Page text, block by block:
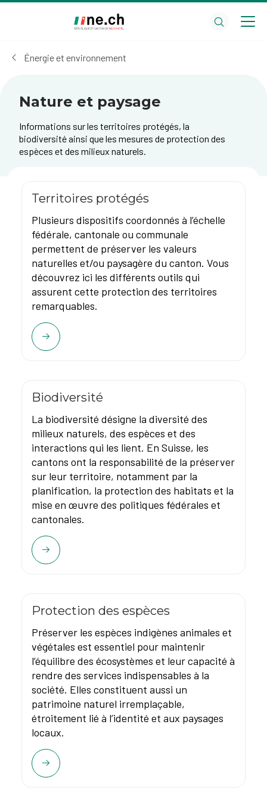
cookies
Énergie et environnement
Nature et paysage
Informations sur les territoires protégés, la
biodiversité ainsi que les mesures de protection des
espèces et des milieux naturels.
Territoires protégés
Plusieurs dispositifs coordonnés à l’échelle
fédérale, cantonale ou communale
permettent de préserver les valeurs
naturelles et/ou paysagère du canton. Vous
découvrez ici les différents outils qui
assurent cette protection des territoires
remarquables.
Biodiversité
La biodiversité désigne la diversité des
milieux naturels, des espèces et des
interactions qui les lient. En Suisse, les
cantons ont la responsabilité de la préserver
sur leur territoire, notamment par la
planification, la protection des habitats et la
mise en œuvre des politiques fédérales et
cantonales.
Protection des espèces
Préserver les espèces indigènes animales et
végétales est essentiel pour maintenir
l’équilibre des écosystèmes et leur capacité à
rendre des services indispensables à la
société. Elles constituent aussi un
patrimoine naturel irremplaçable,
étroitement lié à l’identité et aux paysages
locaux.